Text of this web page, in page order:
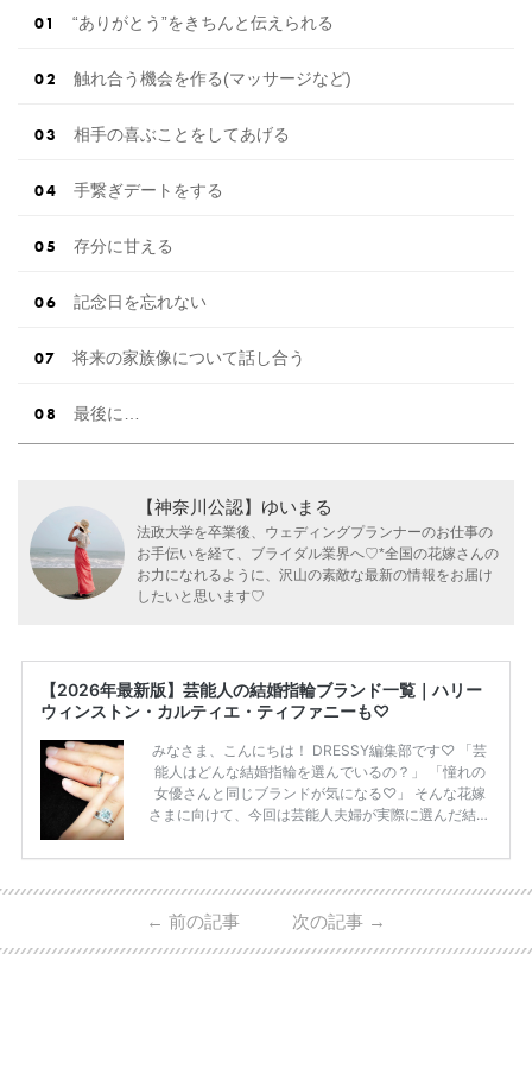
“ありがとう”をきちんと伝えられる
触れ合う機会を作る(マッサージなど)
相手の喜ぶことをしてあげる
手繋ぎデートをする
存分に甘える
記念日を忘れない
将来の家族像について話し合う
最後に…
【神奈川公認】ゆいまる
法政大学を卒業後、ウェディングプランナーのお仕事の
お手伝いを経て、ブライダル業界へ♡*全国の花嫁さんの
お力になれるように、沢山の素敵な最新の情報をお届け
したいと思います♡
【2026年最新版】芸能人の結婚指輪ブランド一覧｜ハリー
ウィンストン・カルティエ・ティファニーも♡
みなさま、こんにちは！ DRESSY編集部です♡ 「芸
能人はどんな結婚指輪を選んでいるの？」 「憧れの
女優さんと同じブランドが気になる♡」 そんな花嫁
さまに向けて、今回は芸能人夫婦が実際に選んだ結婚
ーウィンストンやカルティエ、ティファニーなど世界
日本で人気のブランドまで幅広くご紹介。 さらに、
・愛用している芸能人夫婦 ・リングの特徴や魅力 ・
← 前の記事 次の記事 →